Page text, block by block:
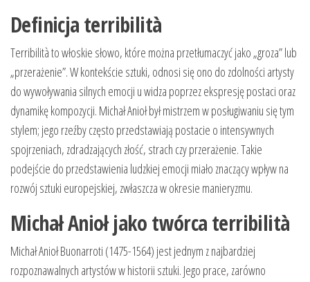
Definicja terribilità
Terribilità to włoskie słowo, które można przetłumaczyć jako „groza” lub
„przerażenie”. W kontekście sztuki, odnosi się ono do zdolności artysty
do wywoływania silnych emocji u widza poprzez ekspresję postaci oraz
dynamikę kompozycji. Michał Anioł był mistrzem w posługiwaniu się tym
stylem; jego rzeźby często przedstawiają postacie o intensywnych
spojrzeniach, zdradzających złość, strach czy przerażenie. Takie
podejście do przedstawienia ludzkiej emocji miało znaczący wpływ na
rozwój sztuki europejskiej, zwłaszcza w okresie manieryzmu.
Michał Anioł jako twórca terribilità
Michał Anioł Buonarroti (1475-1564) jest jednym z najbardziej
rozpoznawalnych artystów w historii sztuki. Jego prace, zarówno